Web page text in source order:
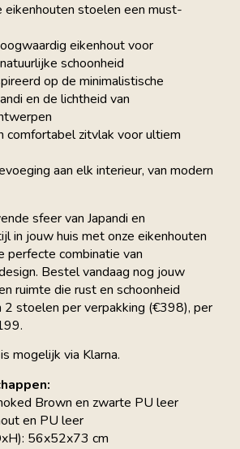
eikenhouten stoelen een must-
eikenhout voor
schoonheid
op de minimalistische
en de lichtheid van
comfortabel zitvlak voor ultiem
aan elk interieur, van modern
sfeer van Japandi en
in jouw huis met onze eikenhouten
perfecte combinatie van
Bestel vandaag nog jouw
ruimte die rust en schoonheid
2 stoelen per verpakking (€398), per
mogelijk via Klarna.
Brown en zwarte PU leer
en PU leer
56x52x73 cm